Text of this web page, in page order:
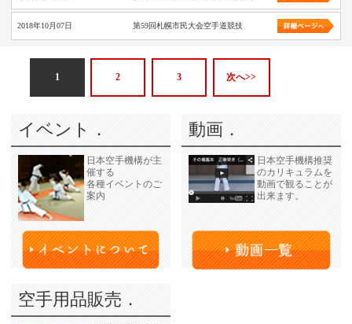
2018年10月07日 第59回札幌市民大会空手道競技
1 2 3 次へ>>
イベント．
日本空手機構が主
催する
各種イベントのご
案内
動画．
日本空手機構推奨
のカリキュラムを
動画で観ることが
出来ます。
空手用品販売．